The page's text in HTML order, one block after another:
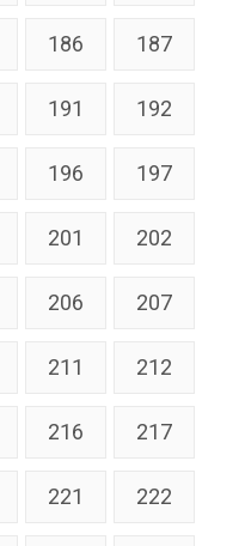
186 187
191 192
196 197
201 202
206 207
211 212
216 217
221 222